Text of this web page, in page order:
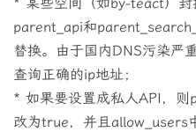
parent_api和
替换。由于国内DNS污染严
查询正确的ip地址；
* 如果要设置成私人API，
改为true，并且